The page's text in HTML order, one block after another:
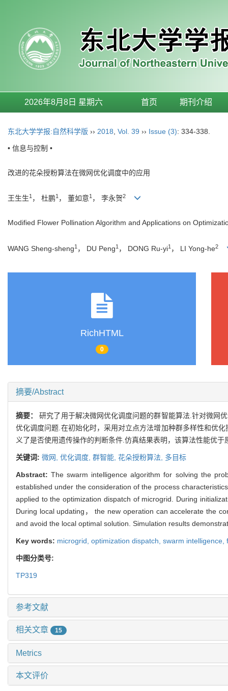
2026年8月8日 星期六 首页 期刊介绍
东北大学学报:自然科学版 ›› 2018 Vol. 39 ›› Issue (3): 334-338.
• 信息与控制 •
改进的花朵授粉算法在微网优化调度中的应用
王生生1 ， 杜鹏1 ， 董如意1 ， 李永贺2
Modified Flower Pollination Algorithm and Applications on
WANG Sheng-sheng1 ， DU Peng1 ， DONG Ru-yi1 ， LI Yong-he2
RichHTML
0
摘要/Abstract
摘要：研究了用于解决微网优化调度问题的群智能算法.针对微网
优化调度问题.在初始化时，采用对立点方法增加种群多样性和优
义了是否使用遗传操作的判断条件.仿真结果表明，该算法性能优
关键词: 微网, 优化调度, 群智能, 花朵授粉算法, 多目标
Abstract:The swarm intelligence algorithm for solving the
established under the consideration of the process
applied to the optimization dispatch of microgrid. During
During local updating， the new operation can accelerate the
and avoid the local optimal solution. Simulation results
Key words: microgrid, optimization dispatch, swarm intelligence,
中图分类号:
TP319
参考文献
相关文章 15
Metrics
本文评价